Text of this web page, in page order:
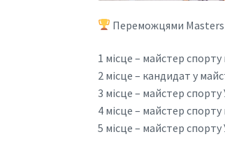
Переможцями Masters
1 місце – майстер
2 місце – кандидат у
3 місце – майстер
4 місце – майстер
5 місце – майстер